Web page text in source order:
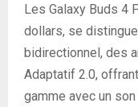
Les Galaxy Buds 4
dollars, se
bidirectionnel, des
Adaptatif 2.0,
gamme avec un